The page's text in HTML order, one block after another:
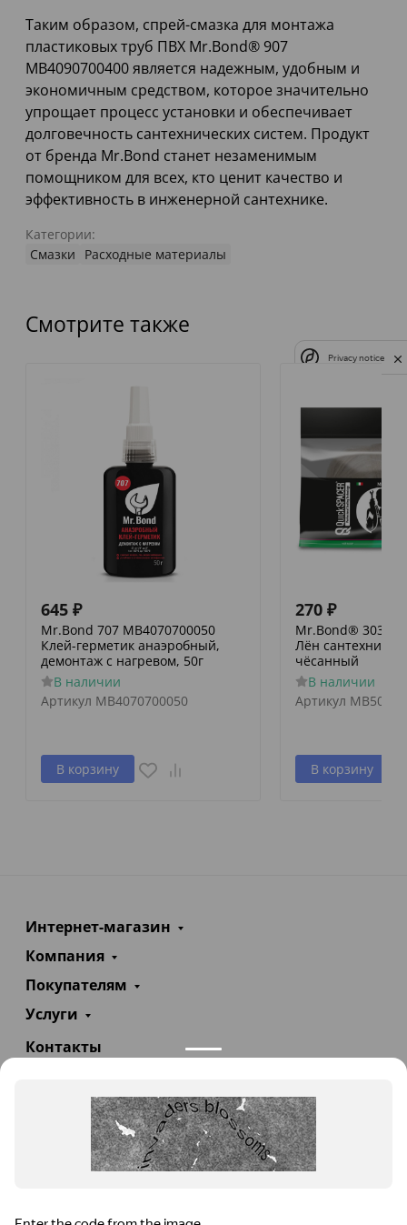
Таким образом, спрей-смазка для монтажа
пластиковых труб ПВХ Mr.Bond® 907
MB4090700400 является надежным, удобным и
экономичным средством, которое значительно
упрощает процесс установки и обеспечивает
долговечность сантехнических систем. Продукт
от бренда Mr.Bond станет незаменимым
помощником для всех, кто ценит качество и
эффективность в инженерной сантехнике.
Категории:
Смазки
Расходные материалы
Смотрите также
645 ₽
Mr.Bond 707 MB4070700050
Клей-герметик анаэробный,
демонтаж с нагревом, 50г
В наличии
Артикул MB4070700050
В корзину
270 ₽
Mr.Bond® 303
Лён
чёсанный
В наличии
Артикул
В корзину
Интернет-магазин
Компания
Покупателям
Услуги
Контакты
info@teploexpert.com
Пн—Сб 09:00 – 18:00
Privacy notice